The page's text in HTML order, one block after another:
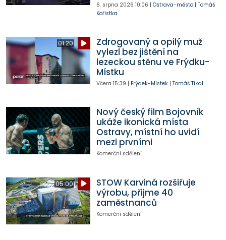
6. srpna 2026 10:06 | Ostrava-město| Tomáš
Kořistka
01:20
Zdrogovaný a opilý muž
vylezl bez jištění na
lezeckou stěnu ve Frýdku-
Místku
Včera 15:39 | Frýdek-Místek| Tomáš Tikal
Nový český film Bojovník
ukáže ikonická místa
Ostravy, místní ho uvidí
mezi prvními
Komerční sdělení
05:00
STOW Karviná rozšiřuje
výrobu, přijme 40
zaměstnanců
Komerční sdělení